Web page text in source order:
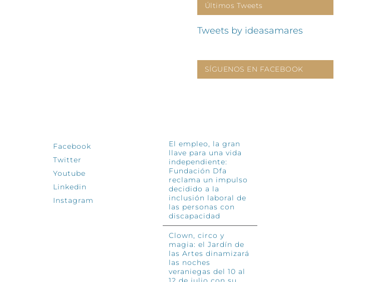
Últimos Tweets
Tweets by ideasamares
SÍGUENOS EN FACEBOOK
Facebook
Twitter
Youtube
Linkedin
Instagram
El empleo, la gran
llave para una vida
independiente:
Fundación Dfa
reclama un impulso
decidido a la
inclusión laboral de
las personas con
discapacidad
Clown, circo y
magia: el Jardín de
las Artes dinamizará
las noches
veraniegas del 10 al